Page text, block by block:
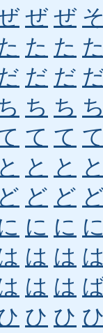
ぜ ぜ
た た
だ だ
ち ち
て て
と と と
ど ど ど
に に
は は
は は
ひ ひ